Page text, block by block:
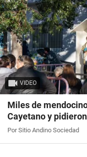
VIDEO
Miles de
Cayetano y
Por Sitio Andino Sociedad